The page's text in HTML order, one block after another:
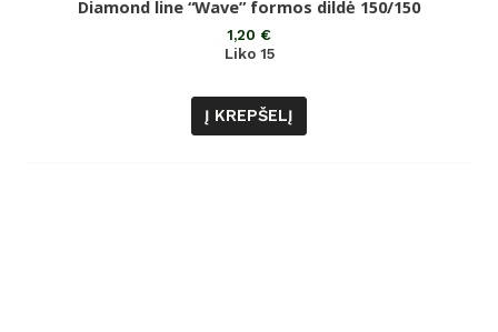
0
Diamond line “Wave” formos dildė 150/150
1,20 €
Liko 15
Į KREPŠELĮ